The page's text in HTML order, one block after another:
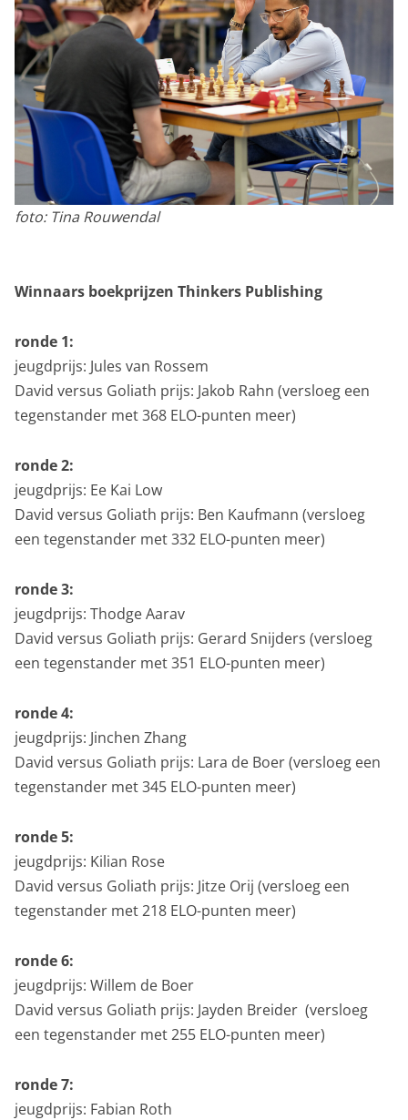
foto: Tina Rouwendal
Winnaars boekprijzen Thinkers Publishing
ronde 1:
jeugdprijs: Jules van Rossem
David versus Goliath prijs: Jakob Rahn (versloeg een
tegenstander met 368 ELO-punten meer)
ronde 2:
jeugdprijs: Ee Kai Low
David versus Goliath prijs: Ben Kaufmann (versloeg
een tegenstander met 332 ELO-punten meer)
ronde 3:
jeugdprijs: Thodge Aarav
David versus Goliath prijs: Gerard Snijders (versloeg
een tegenstander met 351 ELO-punten meer)
ronde 4:
jeugdprijs: Jinchen Zhang
David versus Goliath prijs: Lara de Boer (versloeg een
tegenstander met 345 ELO-punten meer)
ronde 5:
jeugdprijs: Kilian Rose
David versus Goliath prijs: Jitze Orij (versloeg een
tegenstander met 218 ELO-punten meer)
ronde 6:
jeugdprijs: Willem de Boer
David versus Goliath prijs: Jayden Breider (versloeg
een tegenstander met 255 ELO-punten meer)
ronde 7:
jeugdprijs: Fabian Roth